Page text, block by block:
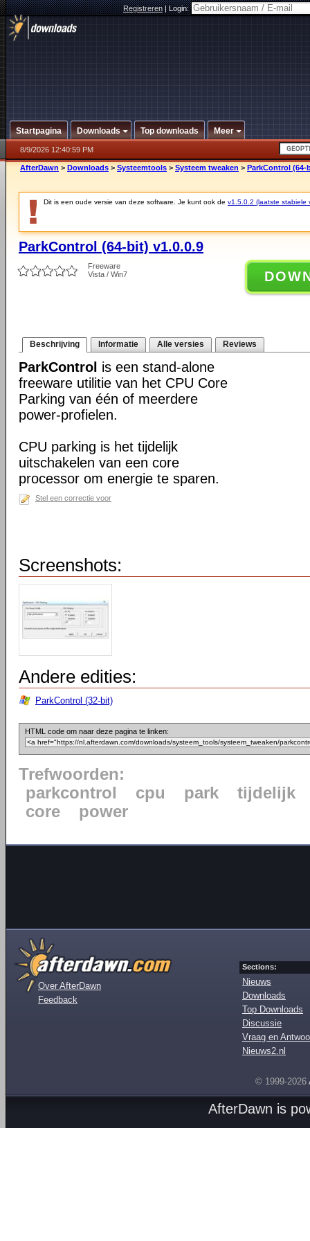
Registreren|Login:
Startpagina Downloads Top downloads Meer
8/9/2026 12:40:59 PM
AfterDawn > Downloads > Systeemtools > Systeem tweaken > ParkControl (64-
Dit is een oude versie van deze software. Je kunt ook de v1.5.0.2 (laatste stabiele
ParkControl (64-bit) v1.0.0.9
Freeware
Vista / Win7
Beschrijving Informatie Alle versies Reviews
ParkControl is een stand-alone
freeware utilitie van het CPU Core
Parking van één of meerdere
power-profielen.
CPU parking is het tijdelijk
uitschakelen van een core
processor om energie te sparen.
Stel een correctie voor
Screenshots:
Andere edities:
ParkControl (32-bit)
HTML code om naar deze pagina te linken:
Trefwoorden:
parkcontrol
cpu park
tijdelijk
core
power
Over AfterDawn
Feedback
Sections:
Nieuws
Downloads
Top Downloads
Discussie
Vraag en
Nieuws2.nl
© 1999-2026
AfterDawn is